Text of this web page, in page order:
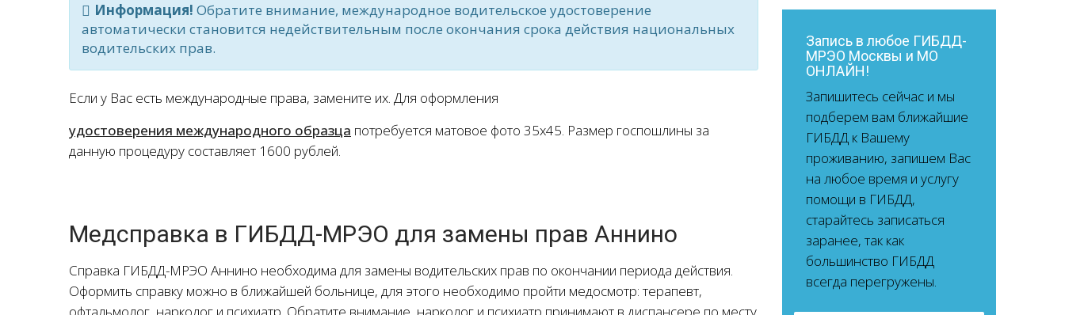
Информация! Обратите внимание, международное водительское удостоверение
автоматически становится недействительным после окончания срока действия национальных
водительских прав.
Если у Вас есть международные права, замените их. Для оформления
удостоверения международного образца потребуется матовое фото 35х45. Размер госпошлины за
данную процедуру составляет 1600 рублей.
Медсправка в ГИБДД-МРЭО для замены прав Аннино
Справка ГИБДД-МРЭО Аннино необходима для замены водительских прав по окончании периода действия.
Оформить справку можно в ближайшей больнице, для этого необходимо пройти медосмотр: терапевт,
Запись в любое ГИБДД-
МРЭО Москвы и МО
ОНЛАЙН!
Запишитесь сейчас и мы
подберем вам ближайшие
ГИБДД к Вашему
проживанию, запишем Вас
на любое время и услугу
помощи в ГИБДД,
старайтесь записаться
заранее, так как
большинство ГИБДД
всегда перегружены.